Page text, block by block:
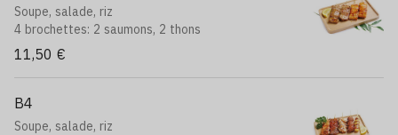
Soupe, salade, riz
4 brochettes: 2 saumons, 2 thons
11,50 €
B4
Soupe, salade, riz